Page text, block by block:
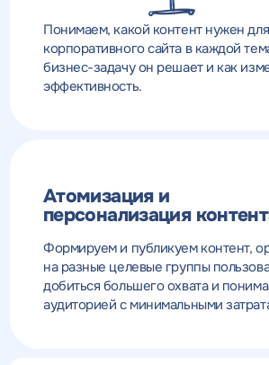
Понимаем, какой контент нужен
корпоративного сайта в каждой
бизнес-задачу он решает и как
эффективность.
Атомизация и
персонализация
Формируем и публикуем контент,
на разные целевые группы
добиться большего охвата и
аудиторией с минимальными